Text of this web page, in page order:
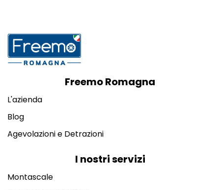
Freemo Romagna
L'azienda
Blog
Agevolazioni e Detrazioni
I nostri servizi
Montascale